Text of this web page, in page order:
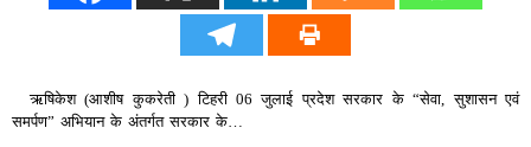
ऋषिकेश (आशीष कुकरेती ) टिहरी 06 जुलाई प्रदेश सरकार के “सेवा, सुशासन एवं
समर्पण” अभियान के अंतर्गत सरकार के…